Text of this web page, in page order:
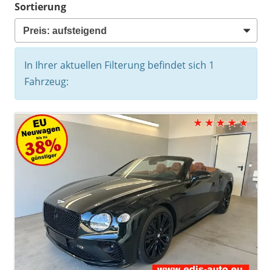
Sortierung
In Ihrer aktuellen Filterung befindet sich 1
Fahrzeug: